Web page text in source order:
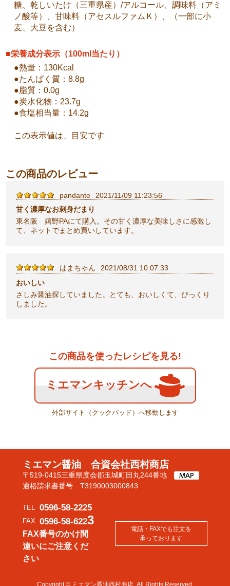
糖、乾しいたけ（三重県産）/アルコール、調味料（アミ
ノ酸等）、甘味料（アセスルファムＫ）、（一部に小
麦、大豆を含む）
■栄養成分表示（100ml当たり）
●熱量：130Kcal
●たんぱく質：8.8g
●脂質：0.0g
●炭水化物：23.7g
●食塩相当量：14.2g
この表示値は、目安です
この商品のレビュー
pandante
2021/11/09 11:23:56
甘く濃厚なお刺身だまり
東名阪 嬉野PAにて購入。その甘く濃厚な美味しさに感激し
て、ネットでまとめ買いしています。
はまちゃん
2021/08/31 10:07:33
おいしい
さしみ醤油探していました。とても、おいしくて、びっくり
しました。
この商品を使ったレシピを見る!
ミエマンキッチンへ
外部サイト（クックパッド）へ移動します
ミエマン醤油 合資会社西村商店
〒519-0415三重県度会郡玉城町田丸244番地
適格請求書番号 T3190003000843
TEL 0596-58-2225
FAX 0596-58-6223
FAX番号のかけ間
違いにご注意くだ
さい
電話・FAXでも注文を
承っております
Copyright © ミエマン醤油西村商店. All Rights Reserved.